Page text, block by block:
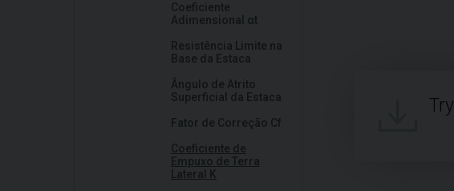
Coeficiente
Adimensional αt
Resistência Limite na
Base da Estaca
Ângulo de Atrito
Superficial da Estaca
Fator de Correção Cf
Coeficiente de
Empuxo de Terra
Lateral K